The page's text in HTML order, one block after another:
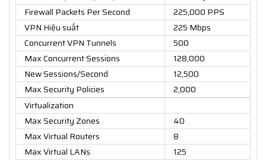
Firewall Packets Per Second
225,000 PPS
VPN Hiệu suất
225 Mbps
Concurrent VPN Tunnels
500
Max Concurrent Sessions
128,000
New Sessions/Second
12,500
Max Security Policies
2,000
Virtualization
Max Security Zones
40
Max Virtual Routers
8
Max Virtual LANs
125